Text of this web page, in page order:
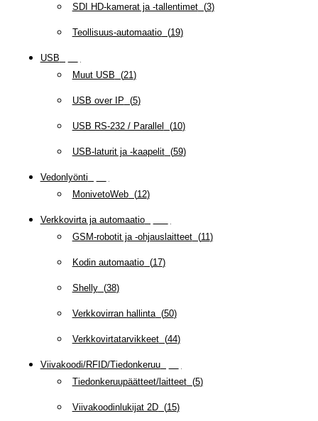
SDI HD-kamerat ja -tallentimet(3)
Teollisuus-automaatio(19)
USB
Muut USB (21 )
USB over IP (5)
USB RS-232 / Parallel (10)
USB-laturit ja -kaapelit(59)
Vedonlyönti
MonivetoWeb(12)
Verkkovirta ja automaatio(
GSM-robotit ja -ohjauslaitteet(11 )
Kodin automaatio(17)
Shelly(38)
Verkkovirran hallinta(50)
Verkkovirtatarvikkeet(44)
Viivakoodi/RFID/Tiedonkeruu(
Tiedonkeruupäätteet/laitteet(5)
Viivakoodinlukijat 2D(15)